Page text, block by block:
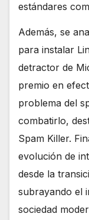
estándares
Además, se
para instalar
detractor de
premio en
problema del
combatirlo,
Spam Killer.
evolución de
desde la
subrayando el
sociedad